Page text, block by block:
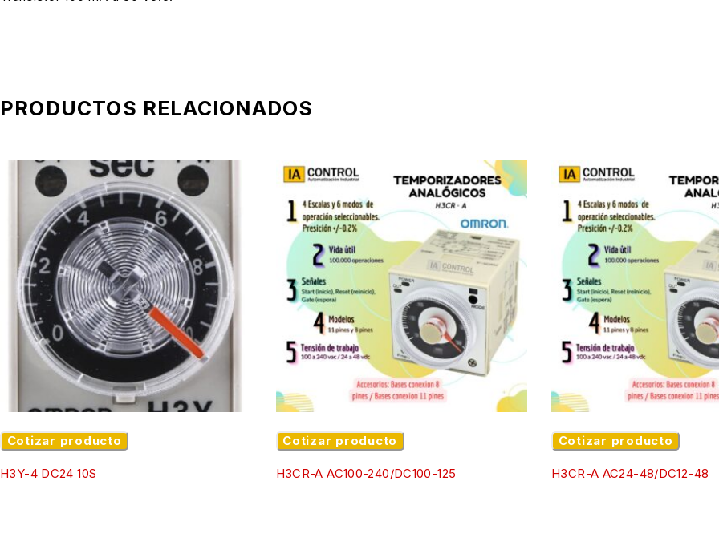
PRODUCTOS RELACIONADOS
Cotizar producto
H3Y-4 DC24 10S
Cotizar producto
H3CR-A AC100-240/DC100-125
Cotizar producto
H3CR-A AC24-48/DC12-48